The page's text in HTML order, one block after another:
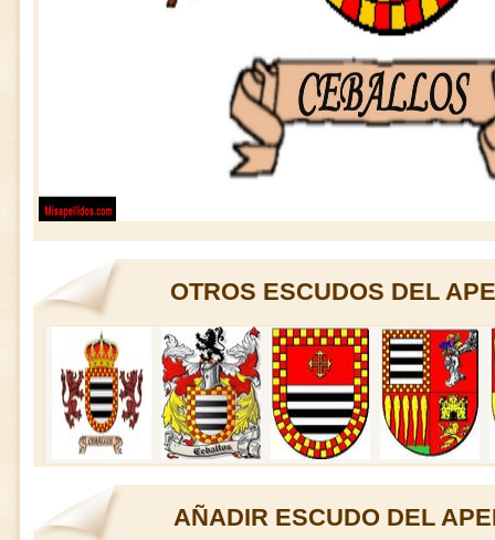
OTROS ESCUDOS DEL
AÑADIR ESCUDO DEL